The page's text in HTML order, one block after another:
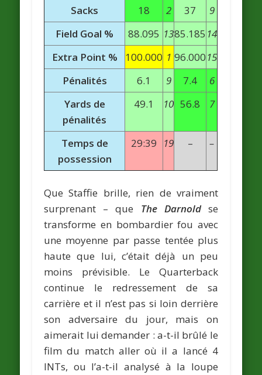
Sacks
18 2 37
9
Field Goal %
88.095 1385.185 14
Extra Point %
100.000 1 96.00015
Pénalités
6.1 9 7.4
6
Yards de
pénalités
49.1 10 56.8 7
Temps de
possession
29:39 19 – –
Que Staffie brille, rien de vraiment
surprenant – que The Darnoldse
transforme en bombardier fou avec
une moyenne par passe tentée plus
haute que lui, c’était déjà un peu
moins prévisible. Le Quarterback
continue le redressement de sa
carrière et il n’est pas si loin derrière
son adversaire du jour, mais on
aimerait lui demander : a-t-il brûlé le
film du match aller où il a lancé 4
INTs, ou l’a-t-il analysé à la loupe